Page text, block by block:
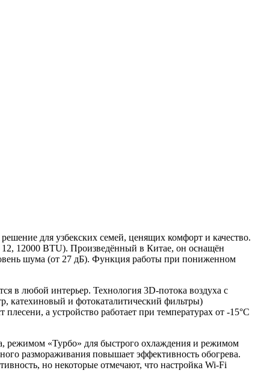
для узбекских семей, ценящих комфорт и качество.
12, 12000 BTU). Произведённый в Китае, он оснащён
шума (от 27 дБ). Функция работы при пониженном
в любой интерьер. Технология 3D-потока воздуха с
катехиновый и фотокаталитический фильтры)
а устройство работает при температурах от -15°C
режимом «Турбо» для быстрого охлаждения и режимом
размораживания повышает эффективность обогрева.
но некоторые отмечают, что настройка Wi-Fi